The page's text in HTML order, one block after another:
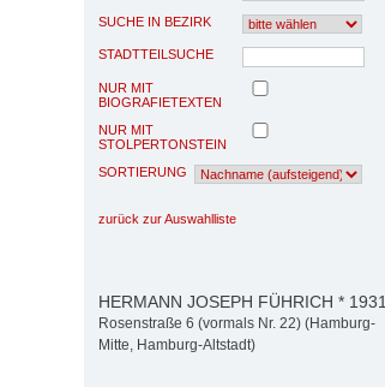
SUCHE IN BEZIRK
STADTTEILSUCHE
NUR MIT
BIOGRAFIETEXTEN
NUR MIT
STOLPERTONSTEIN
SORTIERUNG
zurück zur Auswahlliste
HERMANN JOSEPH FÜHRICH * 1931
Rosenstraße 6 (vormals Nr. 22) (Hamburg-
Mitte, Hamburg-Altstadt)